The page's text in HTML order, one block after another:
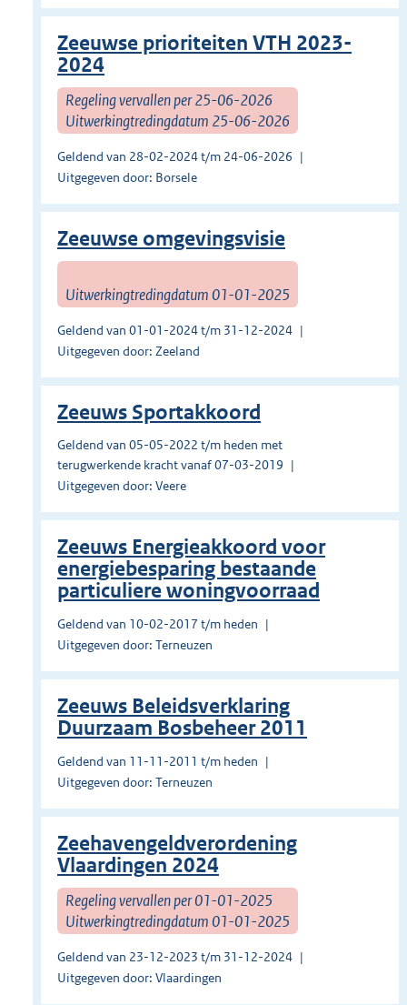
Zeeuwse prioriteiten VTH 2023-
2024
Regeling vervallen per 25-06-2026
Uitwerkingtredingdatum 25-06-2026
Geldend van 28-02-2024 t/m 24-06-2026
Uitgegeven door: Borsele
Zeeuwse omgevingsvisie
Uitwerkingtredingdatum 01-01-2025
Geldend van 01-01-2024 t/m 31-12-2024
Uitgegeven door: Zeeland
Zeeuws Sportakkoord
Geldend van 05-05-2022 t/m heden met
terugwerkende kracht vanaf 07-03-2019
Uitgegeven door: Veere
Zeeuws Energieakkoord voor
energiebesparing bestaande
particuliere woningvoorraad
Geldend van 10-02-2017 t/m heden
Uitgegeven door: Terneuzen
Zeeuws Beleidsverklaring
Duurzaam Bosbeheer 2011
Geldend van 11-11-2011 t/m heden
Uitgegeven door: Terneuzen
Zeehavengeldverordening
Vlaardingen 2024
Regeling vervallen per 01-01-2025
Uitwerkingtredingdatum 01-01-2025
Geldend van 23-12-2023 t/m 31-12-2024
Uitgegeven door: Vlaardingen